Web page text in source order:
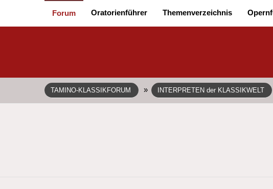
Forum Oratorienführer Themenverzeichnis
TAMINO-KLASSIKFORUM » INTERPRETEN der KLASSIKWELT